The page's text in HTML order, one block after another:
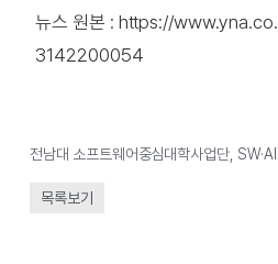
뉴스 원본 : https://
3142200054
목록보기